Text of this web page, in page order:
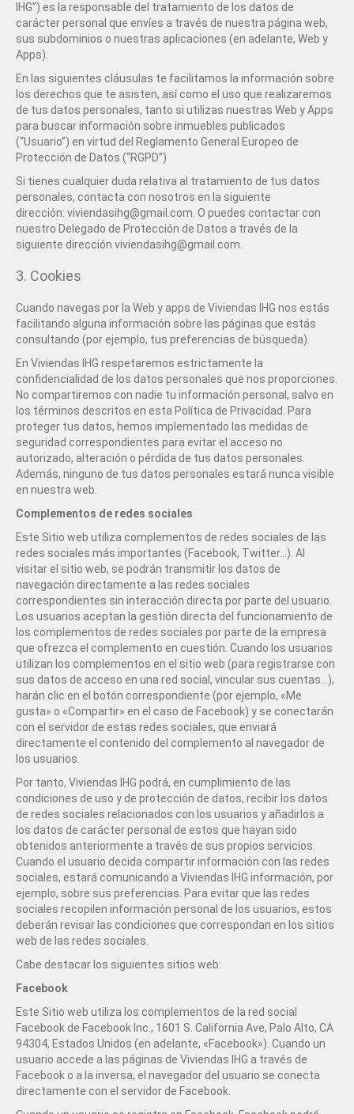
IHG”) es la responsable del tratamiento de los datos de
carácter personal que envíes a través de nuestra página web,
sus subdominios o nuestras aplicaciones (en adelante, Web y
Apps).
En las siguientes cláusulas te facilitamos la información sobre
los derechos que te asisten, así como el uso que realizaremos
de tus datos personales, tanto si utilizas nuestras Web y Apps
para buscar información sobre inmuebles publicados
(“Usuario”) en virtud del Reglamento General Europeo de
Protección de Datos (“RGPD”)
Si tienes cualquier duda relativa al tratamiento de tus datos
personales, contacta con nosotros en la siguiente
dirección: viviendasihg@gmail.com. O puedes contactar con
nuestro Delegado de Protección de Datos a través de la
siguiente dirección viviendasihg@gmail.com.
3. Cookies
Cuando navegas por la Web y apps de Viviendas IHG nos estás
facilitando alguna información sobre las páginas que estás
consultando (por ejemplo, tus preferencias de búsqueda).
En Viviendas IHG respetaremos estrictamente la
confidencialidad de los datos personales que nos proporciones.
No compartiremos con nadie tu información personal, salvo en
los términos descritos en esta Política de Privacidad. Para
proteger tus datos, hemos implementado las medidas de
seguridad correspondientes para evitar el acceso no
autorizado, alteración o pérdida de tus datos personales.
Además, ninguno de tus datos personales estará nunca visible
en nuestra web.
Complementos de redes sociales
Este Sitio web utiliza complementos de redes sociales de las
redes sociales más importantes (Facebook, Twitter...). Al
visitar el sitio web, se podrán transmitir los datos de
navegación directamente a las redes sociales
correspondientes sin interacción directa por parte del usuario.
Los usuarios aceptan la gestión directa del funcionamiento de
los complementos de redes sociales por parte de la empresa
que ofrezca el complemento en cuestión. Cuando los usuarios
utilizan los complementos en el sitio web (para registrarse con
sus datos de acceso en una red social, vincular sus cuentas...),
harán clic en el botón correspondiente (por ejemplo, «Me
gusta» o «Compartir» en el caso de Facebook) y se conectarán
con el servidor de estas redes sociales, que enviará
directamente el contenido del complemento al navegador de
los usuarios.
Por tanto, Viviendas IHG podrá, en cumplimiento de las
condiciones de uso y de protección de datos, recibir los datos
de redes sociales relacionados con los usuarios y añadirlos a
los datos de carácter personal de estos que hayan sido
obtenidos anteriormente a través de sus propios servicios.
Cuando el usuario decida compartir información con las redes
sociales, estará comunicando a Viviendas IHG información, por
ejemplo, sobre sus preferencias. Para evitar que las redes
sociales recopilen información personal de los usuarios, estos
deberán revisar las condiciones que correspondan en los sitios
web de las redes sociales.
Cabe destacar los siguientes sitios web:
Facebook
Este Sitio web utiliza los complementos de la red social
Facebook de Facebook Inc., 1601 S. California Ave, Palo Alto, CA
94304, Estados Unidos (en adelante, «Facebook»). Cuando un
usuario accede a las páginas de Viviendas IHG a través de
Facebook o a la inversa, el navegador del usuario se conecta
directamente con el servidor de Facebook.